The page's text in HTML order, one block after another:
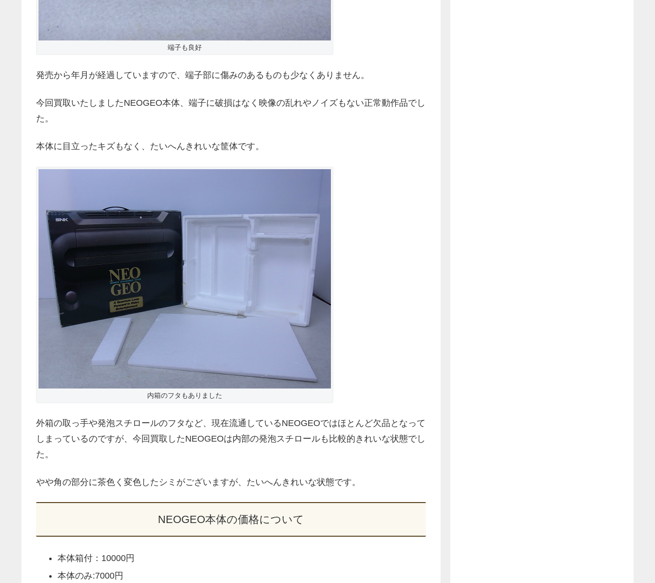
端子も良好
発売から年月が経過していますので、端子部に傷みのあるものも少なくありません。
今回買取いたしましたNEOGEO本体、端子に破損はなく映像の乱れやノイズもない正常動作品でし
た。
本体に目立ったキズもなく、たいへんきれいな筐体です。
内箱のフタもありました
外箱の取っ手や発泡スチロールのフタなど、現在流通しているNEOGEOではほとんど欠品となって
しまっているのですが、今回買取したNEOGEOは内部の発泡スチロールも比較的きれいな状態でし
た。
やや角の部分に茶色く変色したシミがございますが、たいへんきれいな状態です。
NEOGEO本体の価格について
本体箱付：10000円
本体のみ:7000円